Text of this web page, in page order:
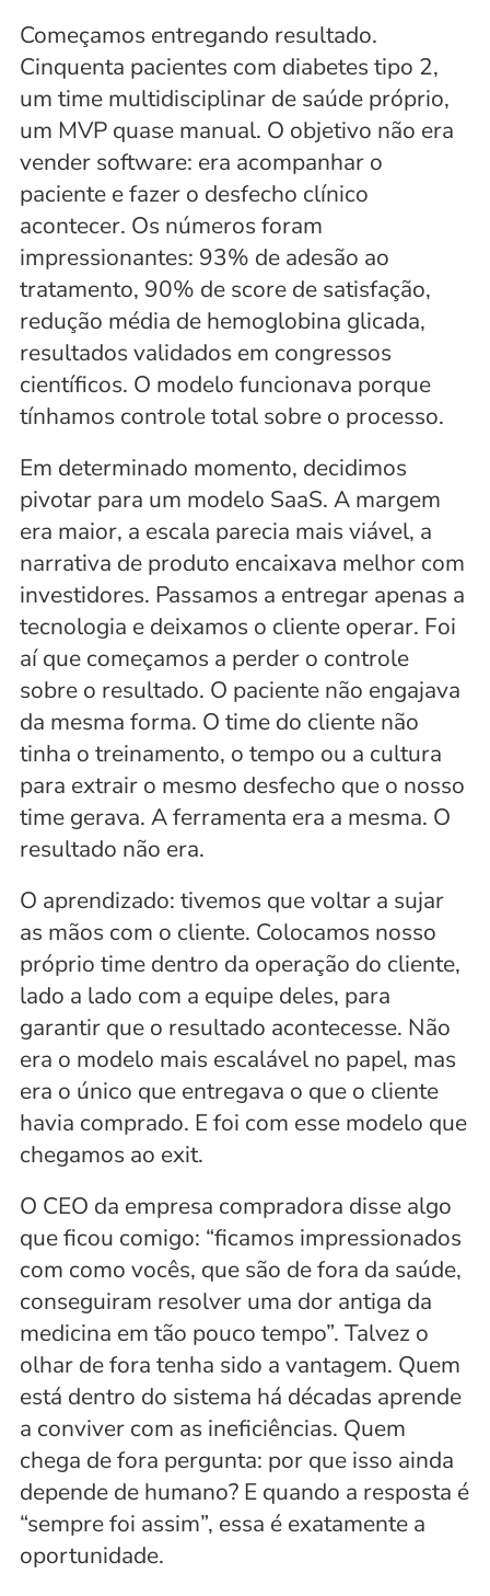
Começamos entregando resultado.
Cinquenta pacientes com diabetes tipo 2,
um time multidisciplinar de saúde próprio,
um MVP quase manual. O objetivo não era
vender software: era acompanhar o
paciente e fazer o desfecho clínico
acontecer. Os números foram
impressionantes: 93% de adesão ao
tratamento, 90% de score de satisfação,
redução média de hemoglobina glicada,
resultados validados em congressos
científicos. O modelo funcionava porque
tínhamos controle total sobre o processo.
Em determinado momento, decidimos
pivotar para um modelo SaaS. A margem
era maior, a escala parecia mais viável, a
narrativa de produto encaixava melhor com
investidores. Passamos a entregar apenas a
tecnologia e deixamos o cliente operar. Foi
aí que começamos a perder o controle
sobre o resultado. O paciente não engajava
da mesma forma. O time do cliente não
tinha o treinamento, o tempo ou a cultura
para extrair o mesmo desfecho que o nosso
time gerava. A ferramenta era a mesma. O
resultado não era.
O aprendizado: tivemos que voltar a sujar
as mãos com o cliente. Colocamos nosso
próprio time dentro da operação do cliente,
lado a lado com a equipe deles, para
garantir que o resultado acontecesse. Não
era o modelo mais escalável no papel, mas
era o único que entregava o que o cliente
havia comprado. E foi com esse modelo que
chegamos ao exit.
O CEO da empresa compradora disse algo
que ficou comigo: “ficamos impressionados
com como vocês, que são de fora da saúde,
conseguiram resolver uma dor antiga da
medicina em tão pouco tempo”. Talvez o
olhar de fora tenha sido a vantagem. Quem
está dentro do sistema há décadas aprende
a conviver com as ineficiências. Quem
chega de fora pergunta: por que isso ainda
depende de humano? E quando a resposta é
“sempre foi assim”, essa é exatamente a
oportunidade.